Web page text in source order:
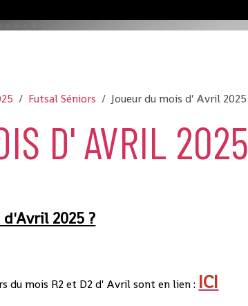
Futsal Séniors Joueur du mois d' Avril 2025
D' AVRIL 2025
2025 ?
du mois R2 et D2 d' Avril sont en lien : ICI